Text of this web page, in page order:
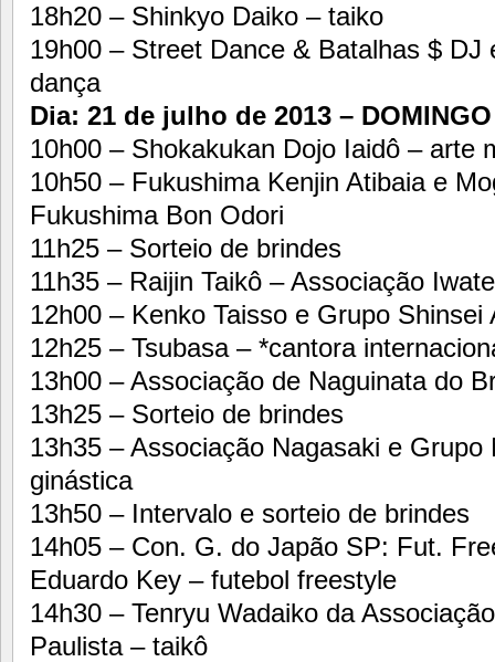
18h20 – Shinkyo Daiko – taiko
19h00 – Street Dance & Batalhas $ DJ
dança
Dia: 21 de julho de 2013 – DOMINGO
10h00 – Shokakukan Dojo Iaidô – arte
10h50 – Fukushima Kenjin Atibaia e
Fukushima Bon Odori
11h25 – Sorteio de brindes
11h35 – Raijin Taikô – Associação
12h00 – Kenko Taisso e Grupo
12h25 – Tsubasa – *cantora
13h00 – Associação de Naguinata do
13h25 – Sorteio de brindes
13h35 – Associação Nagasaki e Grupo
ginástica
13h50 – Intervalo e sorteio de brindes
14h05 – Con. G. do Japão SP: Fut.
Eduardo Key – futebol freestyle
14h30 – Tenryu Wadaiko da
Paulista – taikô